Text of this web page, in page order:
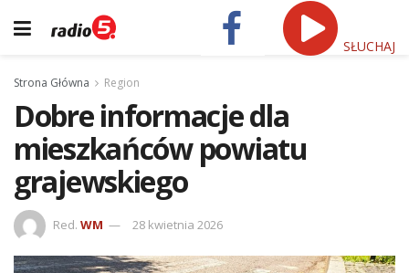
SŁUCHAJ
Strona Główna Region
Dobre informacje dla
mieszkańców powiatu
grajewskiego
Red. WM 28 kwietnia 2026